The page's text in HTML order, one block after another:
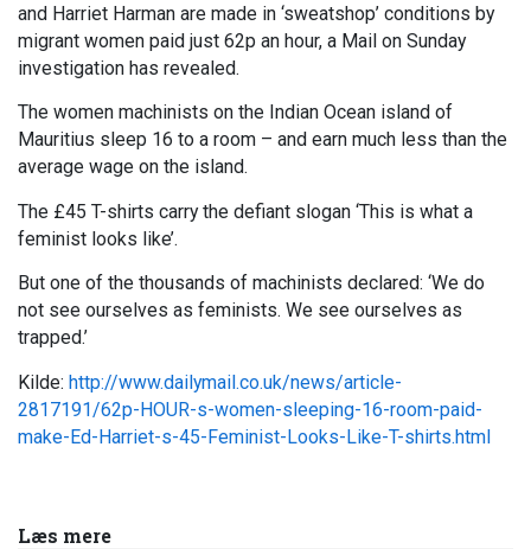
and Harriet Harman are made in ‘sweatshop’ conditions by
migrant women paid just 62p an hour, a Mail on Sunday
investigation has revealed.
The women machinists on the Indian Ocean island of
Mauritius sleep 16 to a room – and earn much less than the
average wage on the island.
The £45 T-shirts carry the defiant slogan ‘This is what a
feminist looks like’.
But one of the thousands of machinists declared: ‘We do
not see ourselves as feminists. We see ourselves as
trapped.’
Kilde: http://www.dailymail.co.uk/news/article-
2817191/62p-HOUR-s-women-sleeping-16-room-paid-
make-Ed-Harriet-s-45-Feminist-Looks-Like-T-shirts.html
Læs mere